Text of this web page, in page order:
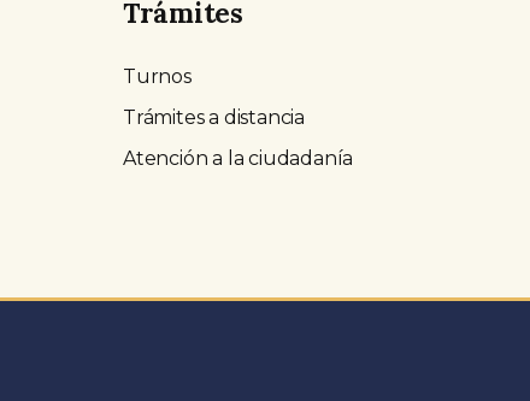
Trámites
Turnos
Trámites a distancia
Atención a la ciudadanía